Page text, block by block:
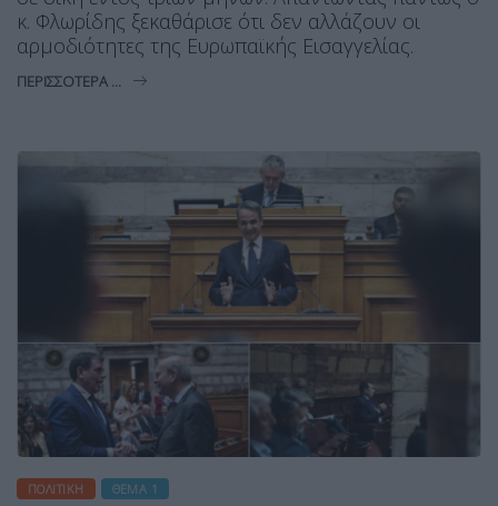
κ. Φλωρίδης ξεκαθάρισε ότι δεν αλλάζουν οι
αρμοδιότητες της Ευρωπαϊκής Εισαγγελίας.
ΠΕΡΙΣΣΌΤΕΡΑ ...
ΠΟΛΙΤΙΚΉ ΘΈΜΑ 1